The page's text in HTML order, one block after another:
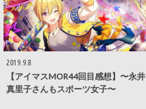
2019.9.8
【アイマスMOR44回目感想】〜永井
真里子さんもスポーツ女子〜